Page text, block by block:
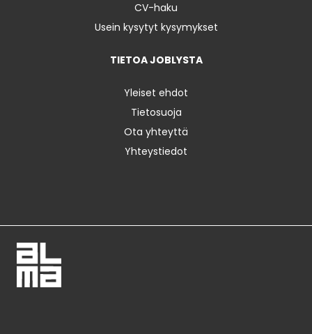
CV-haku
Usein kysytyt kysymykset
TIETOA JOBLYSTA
Yleiset ehdot
Tietosuoja
Ota yhteyttä
Yhteystiedot